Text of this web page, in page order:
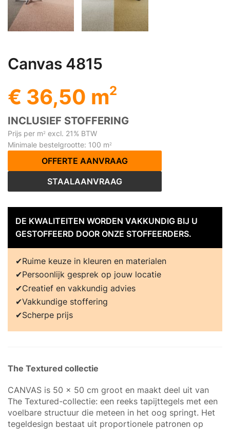
Canvas 4815
€ 36,50 m2
INCLUSIEF STOFFERING
Prijs per m2 excl. 21% BTW
Minimale bestelgrootte: 100 m2
OFFERTE AANVRAAG
STAALAANVRAAG
DE KWALITEITEN WORDEN VAKKUNDIG BIJ U
GESTOFFEERD DOOR ONZE STOFFEERDERS.
Ruime keuze in kleuren en materialen
Persoonlijk gesprek op jouw locatie
Creatief en vakkundig advies
Vakkundige stoffering
Scherpe prijs
The Textured collectie
CANVAS is 50 x 50 cm groot en maakt deel uit van
The Textured-collectie: een reeks tapijttegels met een
voelbare structuur die meteen in het oog springt. Het
tegeldesign bestaat uit proportionele patronen op